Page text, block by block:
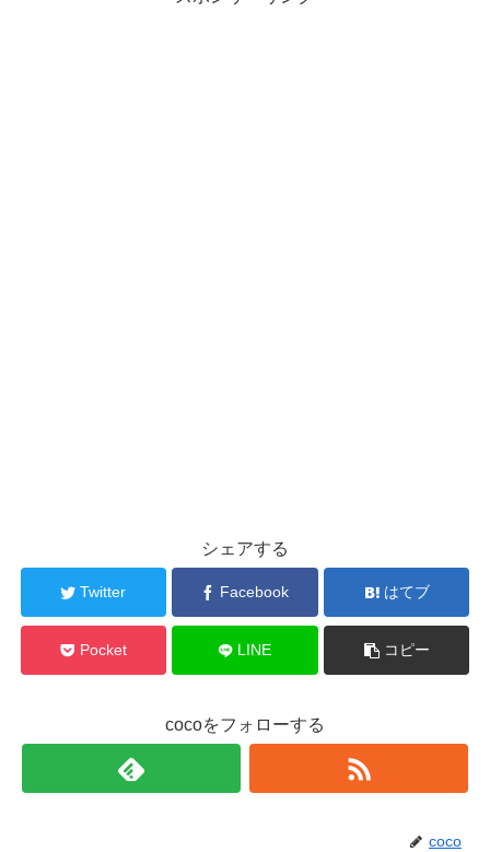
シェアする
Twitter Facebook はてブ
Pocket LINE コピー
cocoをフォローする
coco